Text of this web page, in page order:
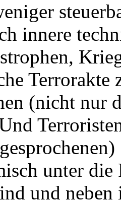
innere
(nicht nur
unter die
und